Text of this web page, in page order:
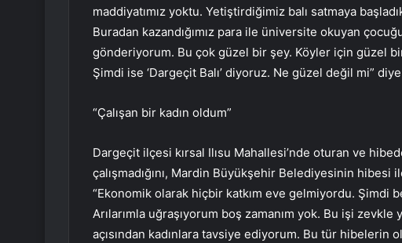
maddiyatımız yoktu. Yetiştirdiğimiz balı satmaya
Buradan kazandığımız para ile üniversite okuyan
gönderiyorum. Bu çok güzel bir şey. Köyler için güzel
Şimdi ise ‘Dargeçit Balı’ diyoruz. Ne güzel değil mi”
“Çalışan bir kadın oldum”
Dargeçit ilçesi kırsal Ilısu Mahallesi’nde oturan ve
çalışmadığını, Mardin Büyükşehir Belediyesinin hibesi
“Ekonomik olarak hiçbir katkım eve gelmiyordu. Şimdi
Arılarımla uğraşıyorum boş zamanım yok. Bu işi zevkle
açısından kadınlara tavsiye ediyorum. Bu tür hibelerin